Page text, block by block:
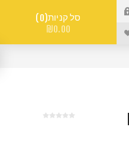
סל קניות 0
₪0.00